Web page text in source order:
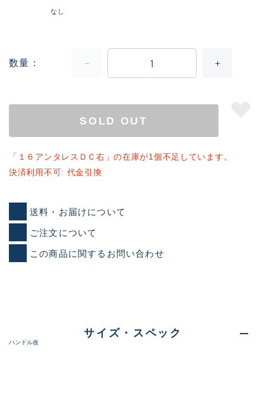
なし
数量
SOLD OUT
「１６アンタレスＤＣ右」の在庫が1個不足しています。
決済利用不可: 代金引換
送料・お届けについて
ご注文について
この商品に関するお問い合わせ
サイズ・スペック
ハンドル改